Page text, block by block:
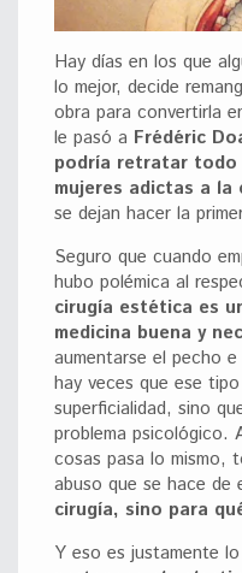
Hay días en los que
lo mejor, decide
obra para convertirla
le pasó a Frédéric
podría retratar todo
mujeres adictas a
se dejan hacer la
Seguro que cuando
hubo polémica al
cirugía estética es
medicina buena y
aumentarse el pecho
hay veces que ese
superficialidad, sino
problema psicológico.
cosas pasa lo mismo,
abuso que se hace de
cirugía, sino para
Y eso es justamente